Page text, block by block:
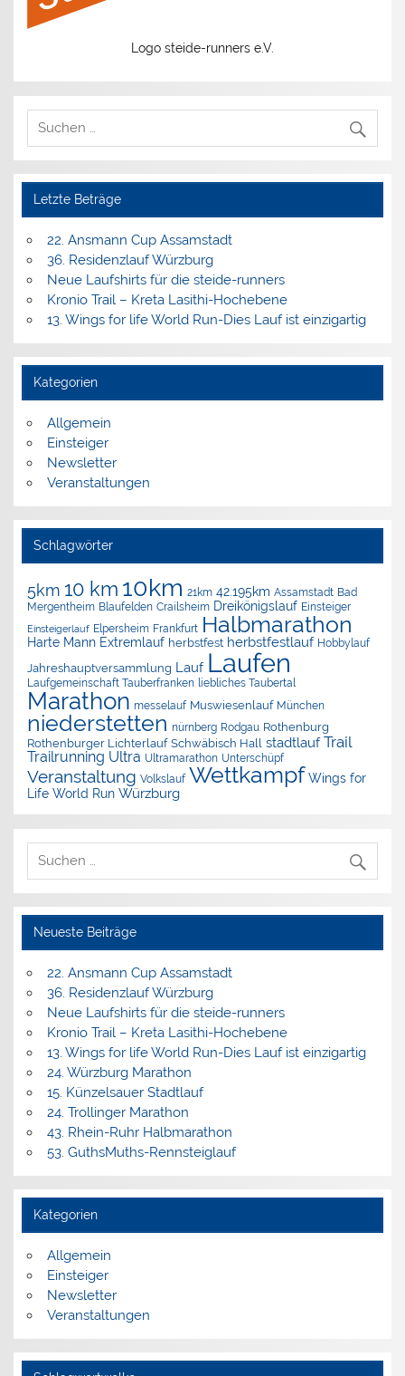
Logo steide-runners e.V.
Letzte Beträge
22. Ansmann Cup Assamstadt
36. Residenzlauf Würzburg
Neue Laufshirts für die steide-runners
Kronio Trail – Kreta Lasithi-Hochebene
13. Wings for life World Run-Dies Lauf ist einzigartig
Kategorien
Allgemein
Einsteiger
Newsletter
Veranstaltungen
Schlagwörter
5km 10 km 10km 21km 42.195km Assamstadt Bad
Mergentheim Blaufelden Crailsheim Dreikönigslauf Einsteiger
Einsteigerlauf Elpersheim Frankfurt Halbmarathon
Harte Mann Extremlauf herbstfest herbstfestlauf Hobbylauf
Jahreshauptversammlung Lauf Laufen
Laufgemeinschaft Tauberfranken liebliches Taubertal
Marathon messelauf Muswiesenlauf München
niederstetten nürnberg Rodgau Rothenburg
Rothenburger Lichterlauf Schwäbisch Hall stadtlauf Trail
Trailrunning Ultra Ultramarathon Unterschüpf
Veranstaltung Volkslauf Wettkampf Wings for
Life World Run Würzburg
Neueste Beiträge
22. Ansmann Cup Assamstadt
36. Residenzlauf Würzburg
Neue Laufshirts für die steide-runners
Kronio Trail – Kreta Lasithi-Hochebene
13. Wings for life World Run-Dies Lauf ist einzigartig
24. Würzburg Marathon
15. Künzelsauer Stadtlauf
24. Trollinger Marathon
43. Rhein-Ruhr Halbmarathon
53. GuthsMuths-Rennsteiglauf
Kategorien
Allgemein
Einsteiger
Newsletter
Veranstaltungen